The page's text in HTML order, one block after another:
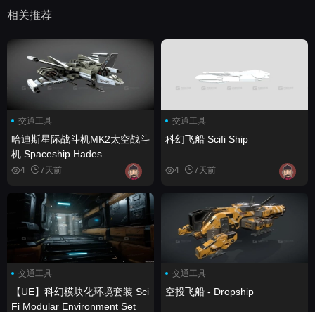
相关推荐
交通工具
哈迪斯星际战斗机MK2太空战斗
机 Spaceship Hades
Starfighter Mk2 space fighter
4 7天前
交通工具
科幻飞船 Scifi Ship
4 7天前
交通工具
【UE】科幻模块化环境套装 Sci
Fi Modular Environment Set
交通工具
空投飞船 - Dropship